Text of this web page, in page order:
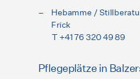
Hebamme /
Frick
T +41 76 320 49 89
Pflegeplätze in